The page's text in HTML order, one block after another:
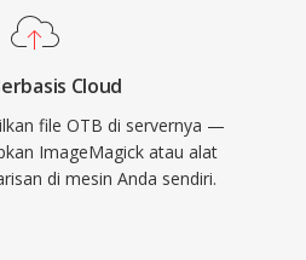
Cloud
file OTB di servernya —
ImageMagick atau alat
di mesin Anda sendiri.